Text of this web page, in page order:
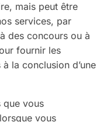
mais peut être
services, par
des concours ou à
fournir les
la conclusion d’une
que vous
vous